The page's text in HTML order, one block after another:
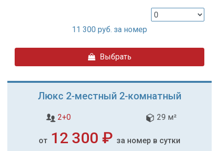
11 300 руб. за номер
Выбрать
Люкс 2-местный 2-комнатный
2+0 29 м²
от 12 300 ₽ за номер в сутки